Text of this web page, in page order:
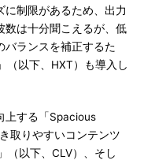
制限があるため、出力
数は十分聞こえるが、低
バランスを補正するた
以下、HXT）も導入し
上する「Spacious
取りやすいコンテンツ
（以下、CLV）、そし